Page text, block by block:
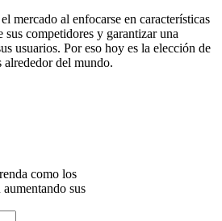
mercado al enfocarse en características
sus competidores y garantizar una
usuarios. Por eso hoy es la elección de
alrededor del mundo.
como los
aumentando sus